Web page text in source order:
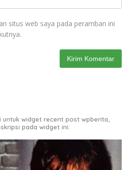
situs web saya pada peramban ini
widget recent post wpberita,
pada widget ini.